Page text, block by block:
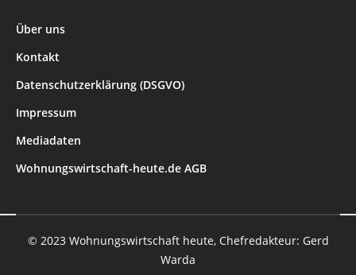
Über uns
Kontakt
Datenschutzerklärung (DSGVO)
Impressum
Mediadaten
Wohnungswirtschaft-heute.de AGB
© 2023 Wohnungswirtschaft heute, Chefredakteur: Gerd
Warda